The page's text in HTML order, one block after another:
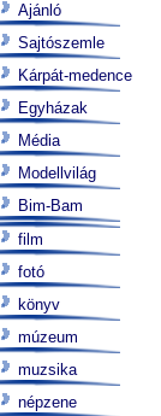
Ajánló
Sajtószemle
Kárpát-medence
Egyházak
Média
Modellvilág
Bim-Bam
film
fotó
könyv
múzeum
muzsika
népzene